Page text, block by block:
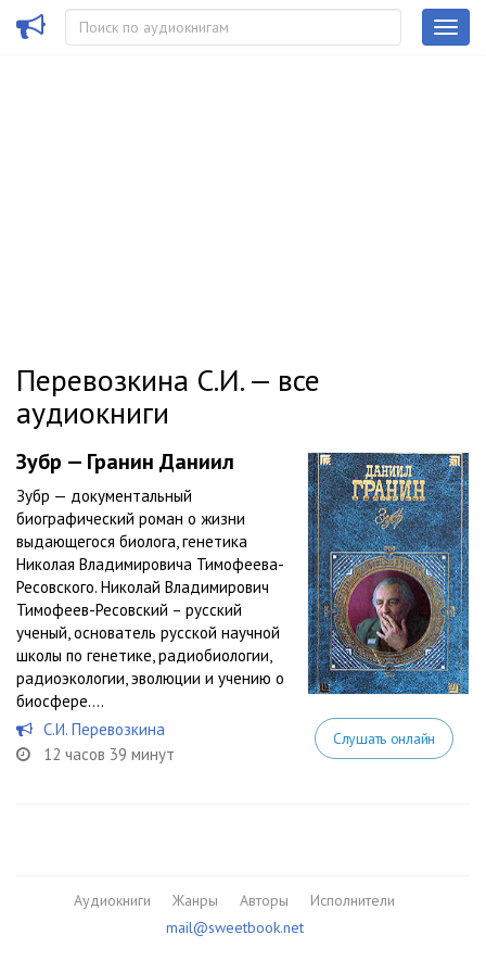
Перевозкина С.И. — все
аудиокниги
Зубр — Гранин Даниил
Зубр — документальный
биографический роман о жизни
выдающегося биолога, генетика
Николая Владимировича Тимофеева-
Ресовского. Николай Владимирович
Тимофеев-Ресовский – русский
ученый, основатель русской научной
школы по генетике, радиобиологии,
радиоэкологии, эволюции и учению о
биосфере....
С.И. Перевозкина
12 часов 39 минут
Слушать онлайн
Аудиокниги Жанры Авторы
Исполнители
mail@sweetbook.net